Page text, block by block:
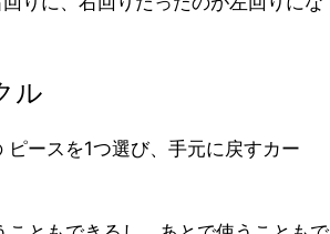
ル
ピースを1つ選び、手元に戻すカー